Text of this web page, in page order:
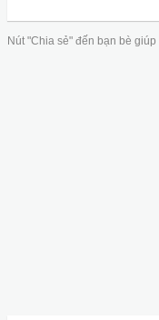
Nút "Chia sẻ" đến bạn bè